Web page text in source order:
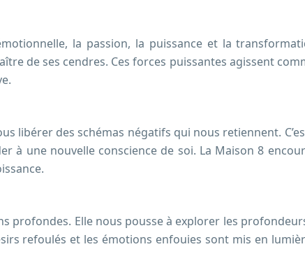
la passion, la puissance et la
de ses cendres. Ces forces puissantes agissent
libérer des schémas négatifs qui nous retiennent.
à une nouvelle conscience de soi. La Maison 8
profondes. Elle nous pousse à explorer les
refoulés et les émotions enfouies sont mis en